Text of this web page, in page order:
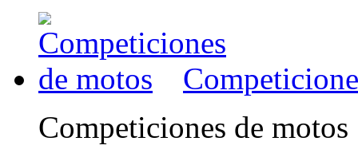
Competiciones de motos